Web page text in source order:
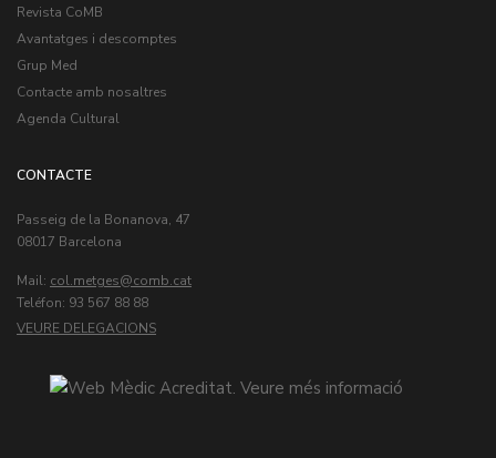
Revista CoMB
Avantatges i descomptes
Grup Med
Contacte amb nosaltres
Agenda Cultural
CONTACTE
Passeig de la Bonanova, 47
08017 Barcelona
Mail: col.metges
Teléfon: 93 567 88 88
VEURE DELEGACIONS